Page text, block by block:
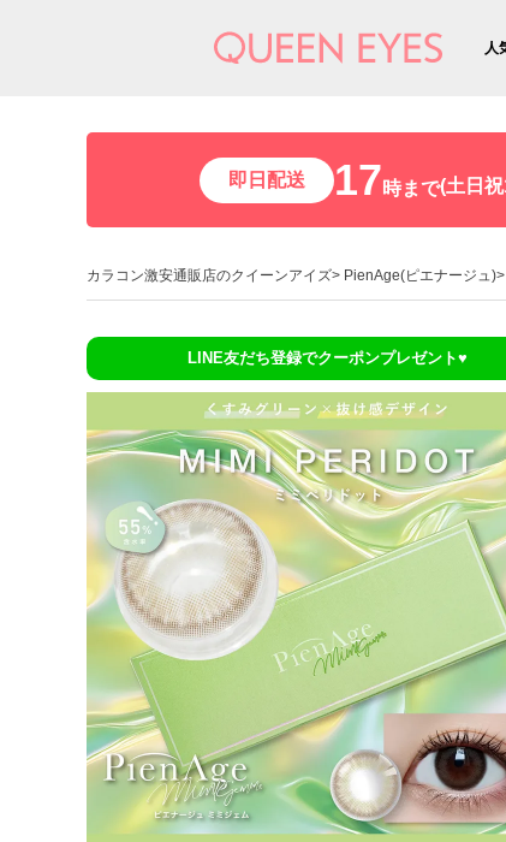
人
即日配送 17時まで(土日
カラコン激安通販店のクイーンアイズ PienAge(ピエナージュ)
LINE友だち登録でクーポンプレゼント♥